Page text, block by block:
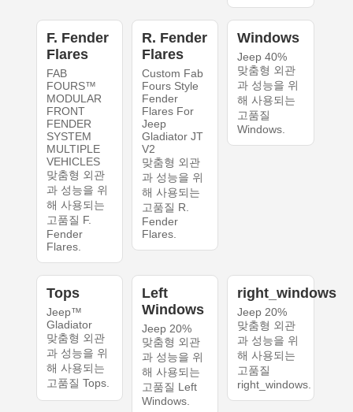
F. Fender
Flares
FAB
FOURS™
MODULAR
FRONT
FENDER
SYSTEM
MULTIPLE
VEHICLES
맞춤형 외관
과 성능을 위
해 사용되는
고품질 F.
Fender
Flares.
R. Fender
Flares
Custom Fab
Fours Style
Fender
Flares For
Jeep
Gladiator JT
V2
맞춤형 외관
과 성능을 위
해 사용되는
고품질 R.
Fender
Flares.
Windows
Jeep 40%
맞춤형 외관
과 성능을 위
해 사용되는
고품질
Windows.
Tops
Jeep™
Gladiator
맞춤형 외관
과 성능을 위
해 사용되는
고품질 Tops.
Left
Windows
Jeep 20%
맞춤형 외관
과 성능을 위
해 사용되는
고품질 Left
Windows.
right_windows
Jeep 20%
맞춤형 외관
과 성능을 위
해 사용되는
고품질
right_windows.